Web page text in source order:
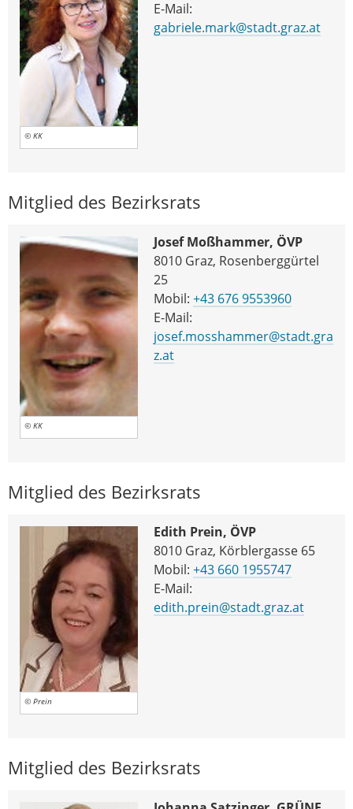
© KK
E-Mail:
gabriele.mark@stadt.graz.at
Mitglied des Bezirksrats
© KK
Josef Moßhammer, ÖVP
8010 Graz, Rosenberggürtel
25
Mobil: +43 676 9553960
E-Mail:
josef.mosshammer@stadt.gra
z.at
Mitglied des Bezirksrats
© Prein
Edith Prein, ÖVP
8010 Graz, Körblergasse 65
Mobil: +43 660 1955747
E-Mail:
edith.prein@stadt.graz.at
Mitglied des Bezirksrats